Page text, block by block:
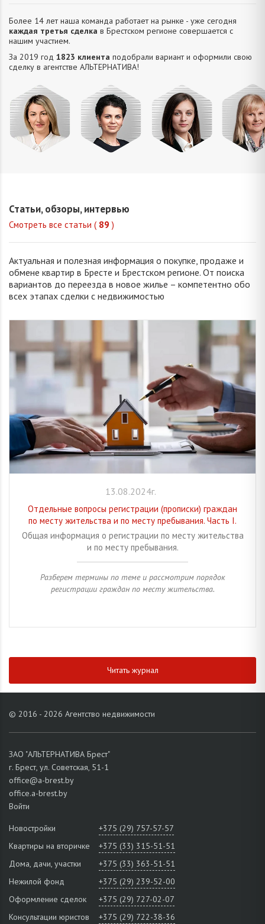
Более 14 лет наша команда работает на рынке - уже сегодня
каждая третья сделка в Брестском регионе совершается с
нашим участием.
За 2019 год 1823 клиента подобрали вариант и оформили свою
сделку в агентстве АЛЬТЕРНАТИВA!
Статьи, обзоры, интервью
Смотреть все статьи ( 89 )
Актуальная и полезная информация о покупке, продаже и
обмене квартир в Бресте и Брестском регионе. От поиска
вариантов до переезда в новое жилье – компетентно обо
всех этапах сделки с недвижимостью
13.08.2024г.
Отдельные вопросы регистрации (прописки) граждан
по месту жительства и по месту пребывания. Часть I.
Общая информация о регистрации по месту жительства
и по месту пребывания.
Разберем термины по теме и рассмотрим порядок
регистрации граждан по месту жительства.
Читать журнал
© 2016 - 2026 Агентство недвижимости
ЗАО "АЛЬТЕРНАТИВА Брест"
г. Брест, ул. Советская, 51-1
office@a-brest.by
office.a-brest.by
Войти
Новостройки
+375 (29) 757-57-57
Квартиры на вторичке
+375 (33) 315-51-51
Дома, дачи, участки
+375 (33) 363-51-51
Нежилой фонд
+375 (29) 239-52-00
Оформление сделок
+375 (29) 727-02-07
Консультации юристов
+375 (29) 722-38-36